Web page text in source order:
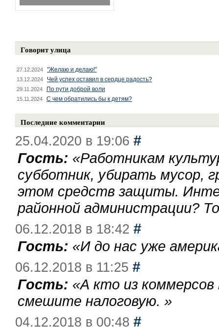
Говорит улица
27.12.2024 "Желаю и делаю!"
13.12.2024 Чей успех оставил в сердце радость?
29.11.2024 По пути доброй воли
15.11.2024 С чем обратились бы к детям?
Последние комментарии
25.04.2020 в 19:06 #
Гость: «Работникам
субботник, убирать мусор,
этом средств защиты.
районной администрации?
06.12.2018 в 18:42 #
Гость: «И до нас уже
06.12.2018 в 11:25 #
Гость: «А кто из
смешите налоговую. »
04.12.2018 в 00:48 #